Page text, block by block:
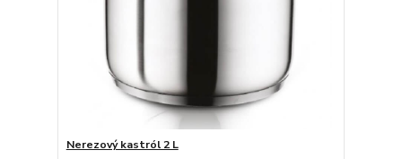
Nerezový kastról 2 L